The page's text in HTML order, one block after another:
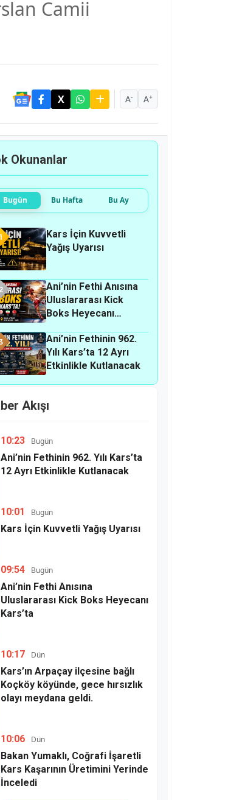
Camii
A- A+
Okunanlar
Bugün Bu Hafta Bu Ay
1
Kars İçin Kuvvetli
Yağış Uyarısı
Ani’nin Fethi Anısına
Uluslararası Kick
Boks Heyecanı
Ani’nin Fethinin 962.
Yılı Kars’ta 12 Ayrı
Etkinlikle Kutlanacak
Akışı
10:23 Bugün
Ani’nin Fethinin 962. Yılı Kars’ta
12 Ayrı Etkinlikle Kutlanacak
10:01 Bugün
Kars İçin Kuvvetli Yağış Uyarısı
09:54 Bugün
Ani’nin Fethi Anısına
Uluslararası Kick Boks Heyecanı
Kars’ta
10:17 Dün
Kars’ın Arpaçay ilçesine bağlı
Koçköy köyünde, gece hırsızlık
olayı meydana geldi.
10:06 Dün
Bakan Yumaklı, Coğrafi İşaretli
Kars Kaşarının Üretimini Yerinde
İnceledi